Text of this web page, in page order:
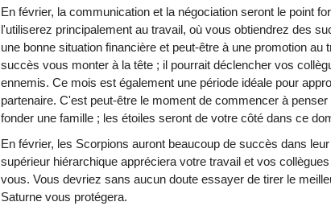
En février, la communication et la négociation seront le point
l'utiliserez principalement au travail, où vous obtiendrez des
une bonne situation financière et peut-être à une promotion
succès vous monter à la tête ; il pourrait déclencher vos
ennemis. Ce mois est également une période idéale pour
partenaire. C'est peut-être le moment de commencer à
fonder une famille ; les étoiles seront de votre côté dans ce
En février, les Scorpions auront beaucoup de succès dans
supérieur hiérarchique appréciera votre travail et vos
vous. Vous devriez sans aucun doute essayer de tirer le
Saturne vous protégera.